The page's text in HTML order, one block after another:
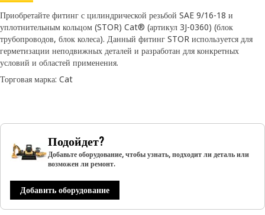
Приобретайте фитинг с цилиндрической резьбой SAE 9/16-18 и
уплотнительным кольцом (STOR) Cat® (артикул 3J-0360) (блок
трубопроводов, блок колеса). Данный фитинг STOR используется для
герметизации неподвижных деталей и разработан для конкретных
условий и областей применения.
Торговая марка: Cat
Подойдет?
Добавьте оборудование, чтобы узнать, подходит ли деталь или
возможен ли ремонт.
Добавить оборудование